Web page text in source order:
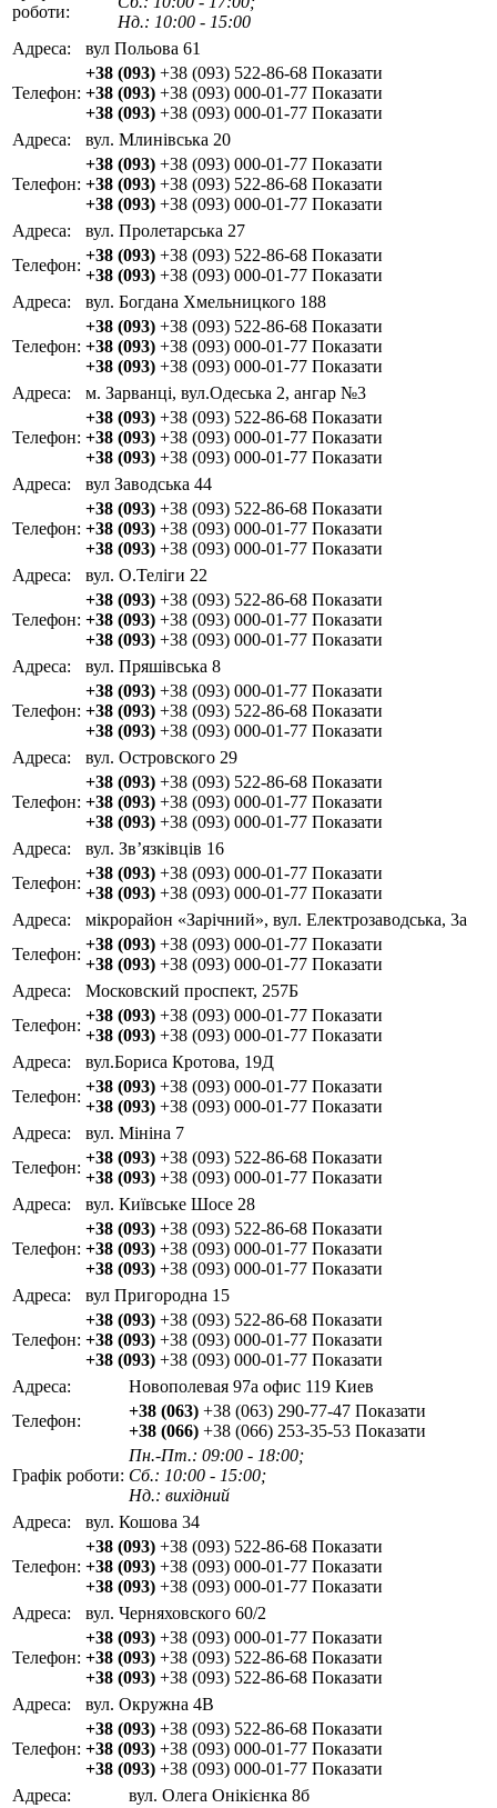
роботи:
Нд.: 10:00 - 15:00
Адреса:
вул Польова 61
Телефон:
+38 (093) +38 (093) 522-86-68 Показати
+38 (093) +38 (093) 000-01-77 Показати
+38 (093) +38 (093) 000-01-77 Показати
Адреса:
вул. Млинівська 20
Телефон:
+38 (093) +38 (093) 000-01-77 Показати
+38 (093) +38 (093) 522-86-68 Показати
+38 (093) +38 (093) 000-01-77 Показати
Адреса:
вул. Пролетарська 27
Телефон:
+38 (093) +38 (093) 522-86-68 Показати
+38 (093) +38 (093) 000-01-77 Показати
Адреса:
вул. Богдана Хмельницкого 188
Телефон:
+38 (093) +38 (093) 522-86-68 Показати
+38 (093) +38 (093) 000-01-77 Показати
+38 (093) +38 (093) 000-01-77 Показати
Адреса:
м. Зарванці, вул.Одеська 2, ангар №3
Телефон:
+38 (093) +38 (093) 522-86-68 Показати
+38 (093) +38 (093) 000-01-77 Показати
+38 (093) +38 (093) 000-01-77 Показати
Адреса:
вул Заводська 44
Телефон:
+38 (093) +38 (093) 522-86-68 Показати
+38 (093) +38 (093) 000-01-77 Показати
+38 (093) +38 (093) 000-01-77 Показати
Адреса:
вул. О.Теліги 22
Телефон:
+38 (093) +38 (093) 522-86-68 Показати
+38 (093) +38 (093) 000-01-77 Показати
+38 (093) +38 (093) 000-01-77 Показати
Адреса:
вул. Пряшівська 8
Телефон:
+38 (093) +38 (093) 000-01-77 Показати
+38 (093) +38 (093) 522-86-68 Показати
+38 (093) +38 (093) 000-01-77 Показати
Адреса:
вул. Островского 29
Телефон:
+38 (093) +38 (093) 522-86-68 Показати
+38 (093) +38 (093) 000-01-77 Показати
+38 (093) +38 (093) 000-01-77 Показати
Адреса:
вул. Зв’язківців 16
Телефон:
+38 (093) +38 (093) 000-01-77 Показати
+38 (093) +38 (093) 000-01-77 Показати
Адреса:
мікрорайон «Зарічний», вул. Електрозаводська, 3а
Телефон:
+38 (093) +38 (093) 000-01-77 Показати
+38 (093) +38 (093) 000-01-77 Показати
Адреса:
Московский проспект, 257Б
Телефон:
+38 (093) +38 (093) 000-01-77 Показати
+38 (093) +38 (093) 000-01-77 Показати
Адреса:
вул.Бориса Кротова, 19Д
Телефон:
+38 (093) +38 (093) 000-01-77 Показати
+38 (093) +38 (093) 000-01-77 Показати
Адреса:
вул. Мініна 7
Телефон:
+38 (093) +38 (093) 522-86-68 Показати
+38 (093) +38 (093) 000-01-77 Показати
Адреса:
вул. Київське Шосе 28
Телефон:
+38 (093) +38 (093) 522-86-68 Показати
+38 (093) +38 (093) 000-01-77 Показати
+38 (093) +38 (093) 000-01-77 Показати
Адреса:
вул Пригородна 15
Телефон:
+38 (093) +38 (093) 522-86-68 Показати
+38 (093) +38 (093) 000-01-77 Показати
+38 (093) +38 (093) 000-01-77 Показати
Адреса:
Новополевая 97а офис 119 Киев
Телефон:
+38 (063) +38 (063) 290-77-47 Показати
+38 (066) +38 (066) 253-35-53 Показати
Графік роботи:
Пн.-Пт.: 09:00 - 18:00;
Сб.: 10:00 - 15:00;
Нд.: вихідний
Адреса:
вул. Кошова 34
Телефон:
+38 (093) +38 (093) 522-86-68 Показати
+38 (093) +38 (093) 000-01-77 Показати
+38 (093) +38 (093) 000-01-77 Показати
Адреса:
вул. Черняховского 60/2
Телефон:
+38 (093) +38 (093) 000-01-77 Показати
+38 (093) +38 (093) 522-86-68 Показати
+38 (093) +38 (093) 522-86-68 Показати
Адреса:
вул. Окружна 4В
Телефон:
+38 (093) +38 (093) 522-86-68 Показати
+38 (093) +38 (093) 000-01-77 Показати
+38 (093) +38 (093) 000-01-77 Показати
Адреса:
вул. Олега Онікієнка 8б